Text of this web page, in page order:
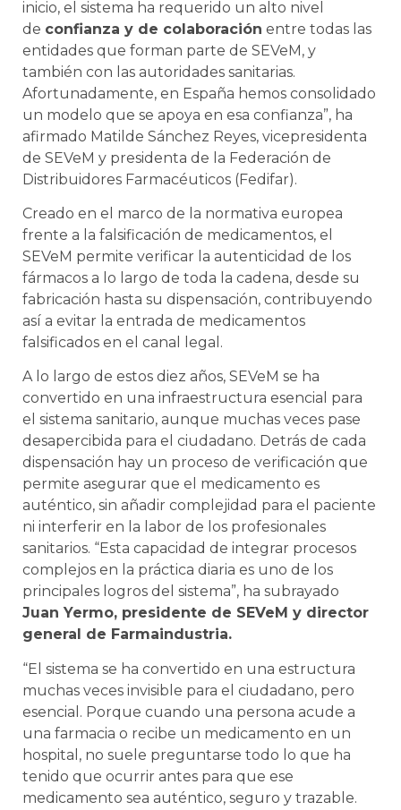
inicio, el sistema ha requerido un alto nivel
de confianza y de colaboración entre todas las
entidades que forman parte de SEVeM, y
también con las autoridades sanitarias.
Afortunadamente, en España hemos consolidado
un modelo que se apoya en esa confianza”, ha
afirmado Matilde Sánchez Reyes, vicepresidenta
de SEVeM y presidenta de la Federación de
Distribuidores Farmacéuticos (Fedifar).
Creado en el marco de la normativa europea
frente a la falsificación de medicamentos, el
SEVeM permite verificar la autenticidad de los
fármacos a lo largo de toda la cadena, desde su
fabricación hasta su dispensación, contribuyendo
así a evitar la entrada de medicamentos
falsificados en el canal legal.
A lo largo de estos diez años, SEVeM se ha
convertido en una infraestructura esencial para
el sistema sanitario, aunque muchas veces pase
desapercibida para el ciudadano. Detrás de cada
dispensación hay un proceso de verificación que
permite asegurar que el medicamento es
auténtico, sin añadir complejidad para el paciente
ni interferir en la labor de los profesionales
sanitarios. “Esta capacidad de integrar procesos
complejos en la práctica diaria es uno de los
principales logros del sistema”, ha subrayado
Juan Yermo, presidente de SEVeM y director
general de Farmaindustria.
“El sistema se ha convertido en una estructura
muchas veces invisible para el ciudadano, pero
esencial. Porque cuando una persona acude a
una farmacia o recibe un medicamento en un
hospital, no suele preguntarse todo lo que ha
tenido que ocurrir antes para que ese
medicamento sea auténtico, seguro y trazable.